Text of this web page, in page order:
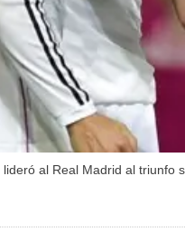
al Real Madrid al triunfo